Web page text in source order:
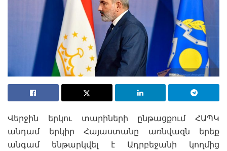
Վերջին երկու տարիների ընթացքում ՀԱՊԿ
անդամ երկիր Հայաստանը առնվազն երեք
անգամ ենթարկվել է Ադրբեջանի կողմից